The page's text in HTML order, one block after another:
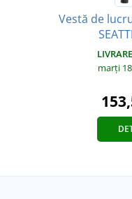
Vestă de
marți